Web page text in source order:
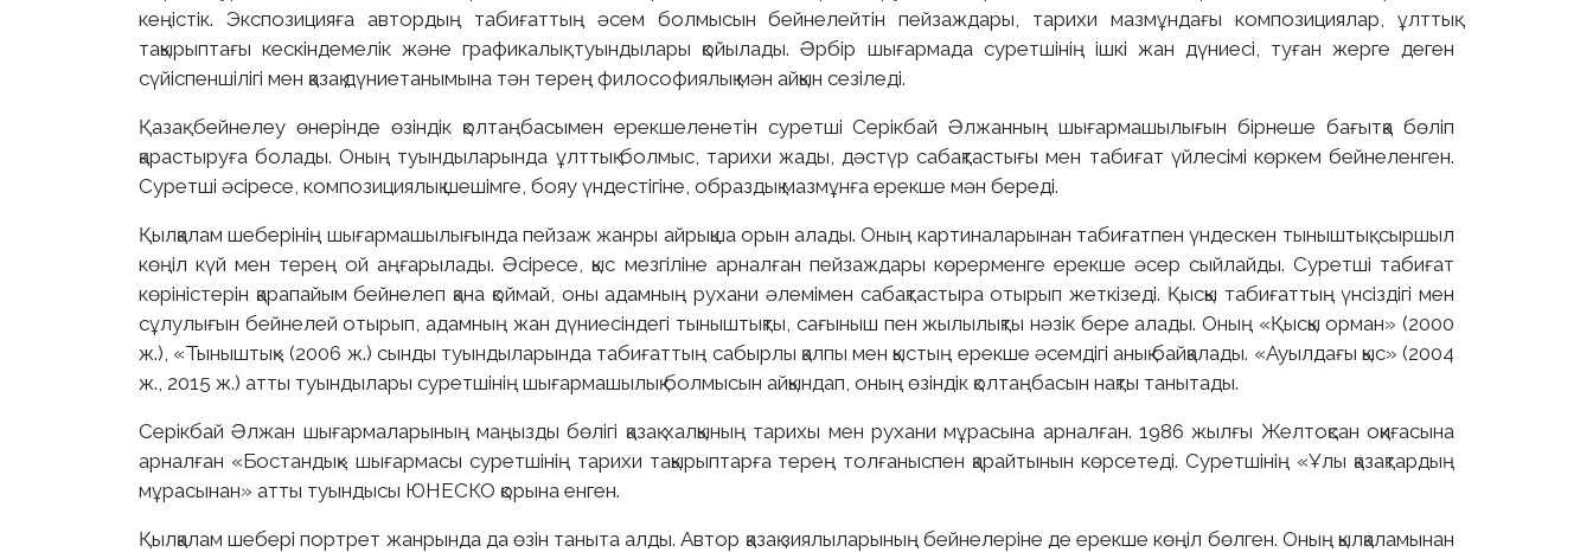
кеңістік. Экспозицияға автордың табиғаттың әсем болмысын бейнелейтін пейзаждары, тарихи мазмұндағы композициялар, ұлттық
тақырыптағы кескіндемелік және графикалық туындылары қойылады. Әрбір шығармада суретшінің ішкі жан дүниесі, туған жерге деген
сүйіспеншілігі мен қазақ дүниетанымына тән терең философиялық мән айқын сезіледі.
Қазақ бейнелеу өнерінде өзіндік қолтаңбасымен ерекшеленетін суретші Серікбай Әлжанның шығармашылығын бірнеше бағытқа бөліп
қарастыруға болады. Оның туындыларында ұлттық болмыс, тарихи жады, дәстүр сабақтастығы мен табиғат үйлесімі көркем бейнеленген.
Суретші әсіресе, композициялық шешімге, бояу үндестігіне, образдық мазмұнға ерекше мән береді.
Қылқалам шеберінің шығармашылығында пейзаж жанры айрықша орын алады. Оның картиналарынан табиғатпен үндескен тыныштық, сыршыл
көңіл күй мен терең ой аңғарылады. Әсіресе, қыс мезгіліне арналған пейзаждары көрерменге ерекше әсер сыйлайды. Суретші табиғат
көріністерін қарапайым бейнелеп қана қоймай, оны адамның рухани әлемімен сабақтастыра отырып жеткізеді. Қысқы табиғаттың үнсіздігі мен
сұлулығын бейнелей отырып, адамның жан дүниесіндегі тыныштықты, сағыныш пен жылылықты нәзік бере алады. Оның «Қысқы орман» (2000
ж.), «Тыныштық» (2006 ж.) сынды туындыларында табиғаттың сабырлы қалпы мен қыстың ерекше әсемдігі анық байқалады. «Ауылдағы қыс» (2004
ж., 2015 ж.) атты туындылары суретшінің шығармашылық болмысын айқындап, оның өзіндік қолтаңбасын нақты танытады.
Серікбай Әлжан шығармаларының маңызды бөлігі қазақ халқының тарихы мен рухани мұрасына арналған. 1986 жылғы Желтоқсан оқиғасына
арналған «Бостандық» шығармасы суретшінің тарихи тақырыптарға терең толғаныспен қарайтынын көрсетеді. Суретшінің «Ұлы қазақтардың
мұрасынан» атты туындысы ЮНЕСКО қорына енген.
Қылқалам шебері портрет жанрында да өзін таныта алды. Автор қазақ зиялыларының бейнелеріне де ерекше көңіл бөлген. Оның қылқаламынан